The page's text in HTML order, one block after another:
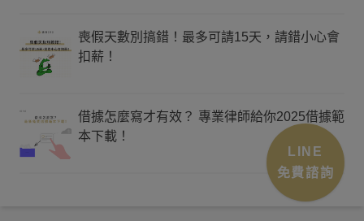
喪假天數別搞錯！最多可請15天，請錯小心會
扣薪！
借據怎麼寫才有效？ 專業律師給你2025借據範
本下載！
LINE
免費諮詢